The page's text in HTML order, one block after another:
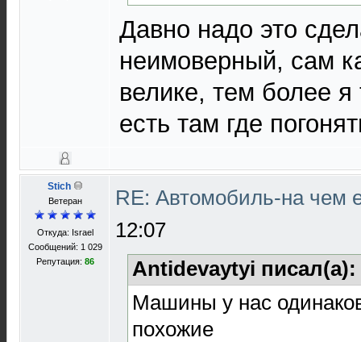
Давно надо это
неимоверный, сам
велике, тем более
есть там где
Stich
Ветеран
Откуда: Israel
Сообщений: 1 029
Репутация: 86
RE: Автомобиль-на чем
12:07
Antidevaytyi писал(а):
Машины у нас
похожие